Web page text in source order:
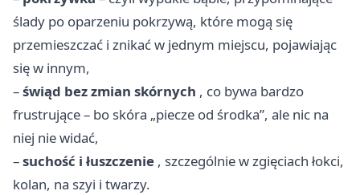
ślady po oparzeniu pokrzywą, które mogą się
przemieszczać i znikać w jednym miejscu, pojawiając
się w innym,
–świąd bez zmian skórnych , co bywa bardzo
frustrujące – bo skóra „piecze od środka”, ale nic na
niej nie widać,
–suchość i łuszczenie , szczególnie w zgięciach łokci,
kolan, na szyi i twarzy.